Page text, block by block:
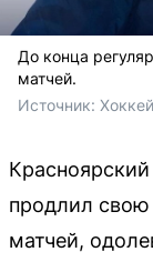
До конца
матчей.
Источник:
продлил
матчей,